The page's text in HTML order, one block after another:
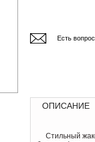
Есть
ОПИСАНИЕ
Стильный